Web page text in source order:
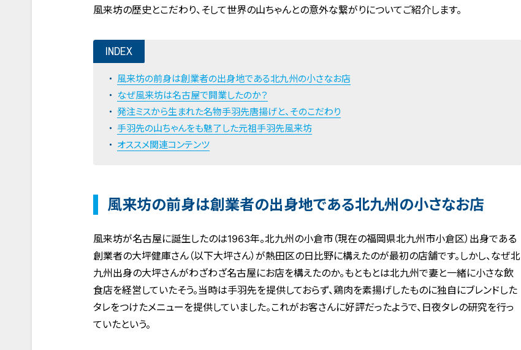
風来坊の歴史とこだわり、そして世界の山ちゃんとの意外な繋がりについてご紹介します。
INDEX
風来坊の前身は創業者の出身地である北九州の小さなお店
なぜ風来坊は名古屋で開業したのか？
発注ミスから生まれた名物手羽先唐揚げと、そのこだわり
手羽先の山ちゃんをも魅了した元祖手羽先風来坊
オススメ関連コンテンツ
風来坊の前身は創業者の出身地である北九州の小さなお店
風来坊が名古屋に誕生したのは1963年。北九州の小倉市（現在の福岡県北九州市小倉区）出身である
創業者の大坪健庫さん（以下大坪さん）が熱田区の日比野に構えたのが最初の店舗です。しかし、なぜ北
九州出身の大坪さんがわざわざ名古屋にお店を構えたのか。もともとは北九州で妻と一緒に小さな飲
食店を経営していたそう。当時は手羽先を提供しておらず、鶏肉を素揚げしたものに独自にブレンドした
タレをつけたメニューを提供していました。これがお客さんに好評だったようで、日夜タレの研究を行っ
ていたという。